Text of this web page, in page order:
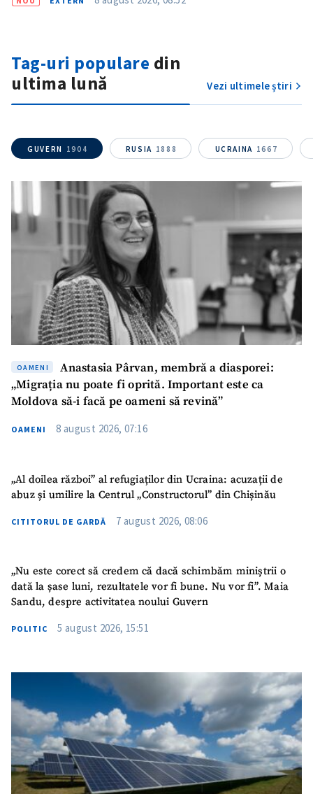
Tag-uri populare din
ultima lună
Vezi ultimele știri
GUVERN 1904 RUSIA 1888 UCRAINA 1667
OAMENI
Anastasia Pârvan, membră a diasporei:
„Migrația nu poate fi oprită. Important este ca
Moldova să-i facă pe oameni să revină”
OAMENI 8 august 2026, 07:16
„Al doilea război” al refugiaților din Ucraina: acuzații de
abuz și umilire la Centrul „Constructorul” din Chișinău
CITITORUL DE GARDĂ 7 august 2026, 08:06
„Nu este corect să credem că dacă schimbăm miniștrii o
dată la șase luni, rezultatele vor fi bune. Nu vor fi”. Maia
Sandu, despre activitatea noului Guvern
POLITIC 5 august 2026, 15:51
CONTACT SURSĂ
Nume+ Numele meu
Email+ Emailul meu
Telefon
+ Telefon personal
Am citit și sunt de
acord cu politica de
confidențialitate
TRIMITE ȘTIREA